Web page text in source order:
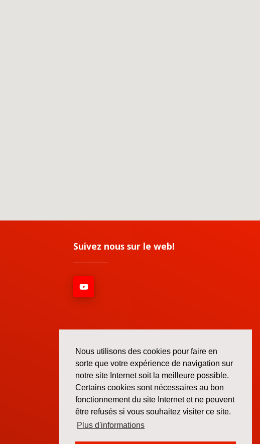
Nous utilisons des cookies pour faire en
sorte que votre expérience de navigation sur
notre site Internet soit la meilleure possible.
Certains cookies sont nécessaires au bon
fonctionnement du site Internet et ne peuvent
être refusés si vous souhaitez visiter ce site.
Plus d'informations
Suivez nous sur le web!